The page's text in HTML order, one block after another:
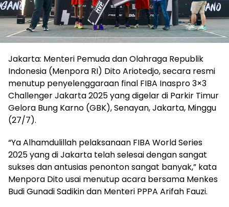
Jakarta: Menteri Pemuda dan Olahraga Republik
Indonesia (Menpora RI) Dito Ariotedjo, secara resmi
menutup penyelenggaraan final FIBA Inaspro 3×3
Challenger Jakarta 2025 yang digelar di Parkir Timur
Gelora Bung Karno (GBK), Senayan, Jakarta, Minggu
(27/7).
“Ya Alhamdulillah pelaksanaan FIBA World Series
2025 yang di Jakarta telah selesai dengan sangat
sukses dan antusias penonton sangat banyak,” kata
Menpora Dito usai menutup acara bersama Menkes
Budi Gunadi Sadikin dan Menteri PPPA Arifah Fauzi.